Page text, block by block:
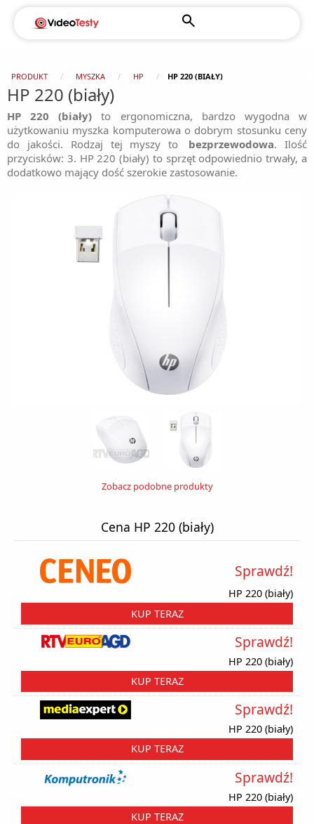
PRODUKT MYSZKA HP HP 220 (BIAŁY)
HP 220 (biały)
HP 220 (biały)to ergonomiczna, bardzo wygodna w
użytkowaniu myszka komputerowa o dobrym stosunku ceny
do jakości. Rodzaj tej myszy to
bezprzewodowa. Ilość
przycisków: 3. HP 220 (biały) to sprzęt odpowiednio trwały, a
dodatkowo mający dość szerokie zastosowanie.
Zobacz podobne produkty
Cena HP 220 (biały)
HP 220 (biały)
Sprawdź!
KUP TERAZ
HP 220 (biały)
Sprawdź!
KUP TERAZ
HP 220 (biały)
Sprawdź!
KUP TERAZ
HP 220 (biały)
Sprawdź!
KUP TERAZ